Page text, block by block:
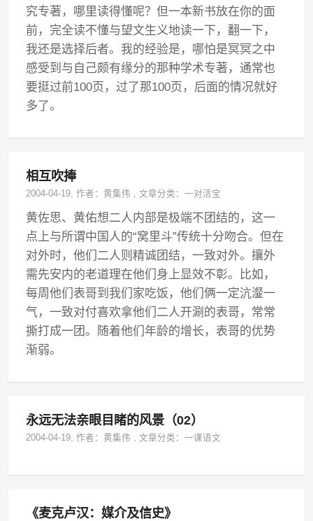
究专著，哪里读得懂呢？但一本新书放在你的面
前，完全读不懂与望文生义地读一下，翻一下，
我还是选择后者。我的经验是，哪怕是冥冥之中
感受到与自己颇有缘分的那种学术专著，通常也
要挺过前100页，过了那100页，后面的情况就好
多了。
相互吹捧
2004-04-19, 作者：黄集伟 ,文章分类：一对活宝
黄佐思、黄佑想二人内部是极端不团结的，这一
点上与所谓中国人的“窝里斗”传统十分吻合。但在
对外时，他们二人则精诚团结，一致对外。攘外
需先安内的老道理在他们身上显效不彰。比如，
每周他们表哥到我们家吃饭，他们俩一定沆瀣一
气，一致对付喜欢拿他们二人开涮的表哥，常常
撕打成一团。随着他们年龄的增长，表哥的优势
渐弱。
永远无法亲眼目睹的风景（02）
2004-04-19, 作者：黄集伟 ,文章分类：一课语文
《麦克卢汉：媒介及信史》